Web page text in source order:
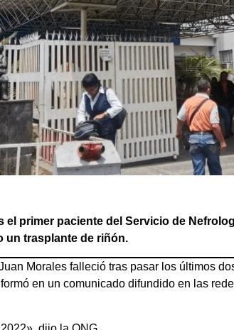
el primer paciente del Servicio de
un trasplante de riñón.
Morales falleció tras pasar los últimos
en un comunicado difundido en las